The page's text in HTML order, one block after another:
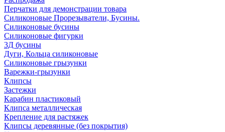
Перчатки для демонстрации товара
Силиконовые Прорезыватели, Бусины.
Силиконовые бусины
Силиконовые фигурки
3Д бусины
Дуги, Кольца силиконовые
Силиконовые грызунки
Варежки-грызунки
Клипсы
Застежки
Карабин пластиковый
Клипса металлическая
Крепление для растяжек
Клипсы деревянные (без покрытия)